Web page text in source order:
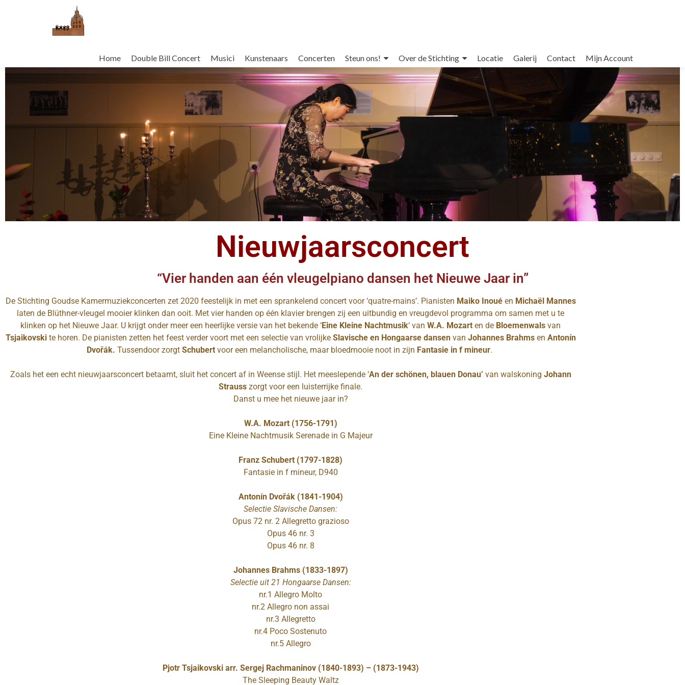
Home Double Bill Concert Musici Kunstenaars Concerten Steun ons! Over de Stichting Locatie Galerij Contact Mijn Account
Nieuwjaarsconcert
“Vier handen aan één vleugelpiano dansen het Nieuwe Jaar in”
De Stichting Goudse Kamermuziekconcerten zet 2020 feestelijk in met een sprankelend concert voor ‘quatre-mains’. Pianisten Maiko Inoué en Michaël Mannes
laten de Blüthner-vleugel mooier klinken dan ooit. Met vier handen op één klavier brengen zij een uitbundig en vreugdevol programma om samen met u te
klinken op het Nieuwe Jaar. U krijgt onder meer een heerlijke versie van het bekende ‘Eine Kleine Nachtmusik‘ van W.A. Mozart en de Bloemenwals van
Tsjaikovski te horen. De pianisten zetten het feest verder voort met een selectie van vrolijke Slavische en Hongaarse dansen van Johannes Brahms en Antonín
Dvořák. Tussendoor zorgt Schubert voor een melancholische, maar bloedmooie noot in zijn Fantasie in f mineur.
Zoals het een echt nieuwjaarsconcert betaamt, sluit het concert af in Weense stijl. Het meeslepende ‘An der schönen, blauen Donau’ van walskoning Johann
Strauss zorgt voor een luisterrijke finale.
Danst u mee het nieuwe jaar in?
W.A. Mozart (1756-1791)
Eine Kleine Nachtmusik Serenade in G Majeur
Franz Schubert (1797-1828)
Fantasie in f mineur, D940
Antonín Dvořák (1841-1904)
Selectie Slavische Dansen:
Opus 72 nr. 2 Allegretto grazioso
Opus 46 nr. 3
Opus 46 nr. 8
Johannes Brahms (1833-1897)
Selectie uit 21 Hongaarse Dansen:
nr.1 Allegro Molto
nr.2 Allegro non assai
nr.3 Allegretto
nr.4 Poco Sostenuto
nr.5 Allegro
Pjotr Tsjaikovski arr. Sergej Rachmaninov (1840-1893) – (1873-1943)
The Sleeping Beauty Waltz